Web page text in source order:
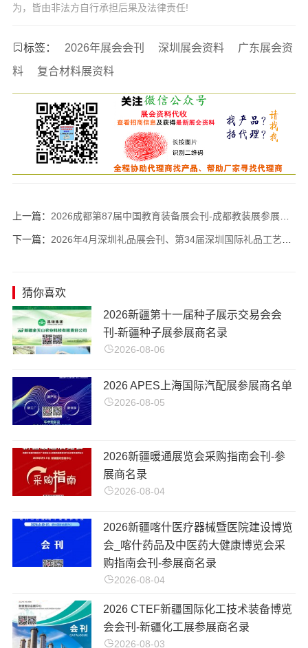
为，皆由非法方自行承担后果及法律责任!
标签： 2026年展会会刊 深圳展会资料
广东展会资
料
复合材料展资料
上一篇： 2026成都第87届中国教育装备展会刊-成都教装展参展商名录
下一篇： 2026年4月深圳礼品展会刊、第34届深圳国际礼品工艺品钟表及家庭用品展参展商名录
猜你喜欢
2026新疆第十一届种子展示交易会会
刊-新疆种子展参展商名录
2026-08-06
2026 APES上海国际汽配展参展商名单
2026-08-05
2026新疆暖通展览会采购指南会刊-参
展商名录
2026-08-04
2026新疆喀什医疗器械暨医院建设博览
会_喀什药品及中医药大健康博览会采
购指南会刊-参展商名录
2026-08-04
2026 CTEF新疆国际化工技术装备博览
会会刊-新疆化工展参展商名录
2026-08-03